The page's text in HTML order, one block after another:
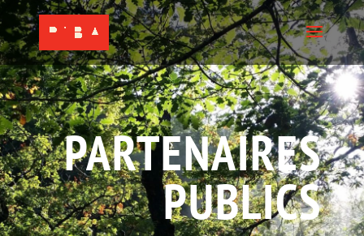
PARTENAIRES
PUBLICS